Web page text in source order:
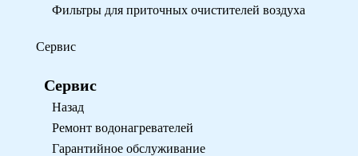
Фильтры для приточных очистителей воздуха
Сервис
Сервис
Назад
Ремонт водонагревателей
Гарантийное обслуживание